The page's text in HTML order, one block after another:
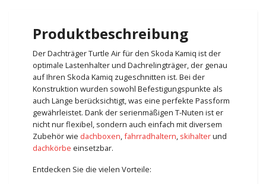
Produktbeschreibung
Der Dachträger Turtle Air für den Skoda Kamiq ist der
optimale Lastenhalter und Dachrelingträger, der genau
auf Ihren Skoda Kamiq zugeschnitten ist. Bei der
Konstruktion wurden sowohl Befestigungspunkte als
auch Länge berücksichtigt, was eine perfekte Passform
gewährleistet. Dank der serienmäßigen T-Nuten ist er
nicht nur flexibel, sondern auch einfach mit diversem
Zubehör wie dachboxen,fahrradhaltern, skihalterund
dachkörbe einsetzbar.
Entdecken Sie die vielen Vorteile: